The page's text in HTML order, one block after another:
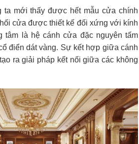
ta mới thấy được hết mẫu cửa chính
cửa được thiết kế đối xứng với kính
tâm là hệ cánh cửa đặc nguyên tấm
điển dát vàng. Sự kết hợp giữa cánh
ra giải pháp kết nối giữa các không